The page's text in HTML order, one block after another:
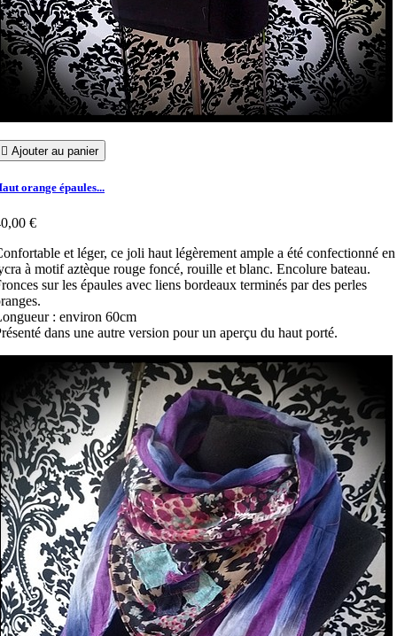
 Ajouter au panier
orange épaules...
€
et léger, ce joli haut légèrement ample a été confectionné en
à motif aztèque rouge foncé, rouille et blanc. Encolure bateau.
sur les épaules avec liens bordeaux terminés par des perles
: environ 60cm
dans une autre version pour un aperçu du haut porté.